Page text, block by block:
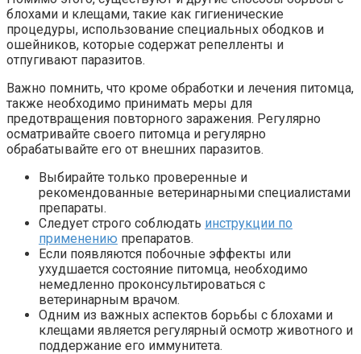
блохами и клещами, такие как гигиенические
процедуры, использование специальных ободков и
ошейников, которые содержат репелленты и
отпугивают паразитов.
Важно помнить, что кроме обработки и лечения питомца,
также необходимо принимать меры для
предотвращения повторного заражения. Регулярно
осматривайте своего питомца и регулярно
обрабатывайте его от внешних паразитов.
Выбирайте только проверенные и
рекомендованные ветеринарными специалистами
препараты.
Следует строго соблюдать инструкции по
применению препаратов.
Если появляются побочные эффекты или
ухудшается состояние питомца, необходимо
немедленно проконсультироваться с
ветеринарным врачом.
Одним из важных аспектов борьбы с блохами и
клещами является регулярный осмотр животного и
поддержание его иммунитета.